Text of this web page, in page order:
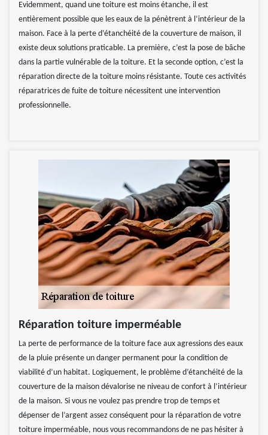
Evidemment, quand une toiture est moins étanche, il est
entièrement possible que les eaux de la pénètrent à l’intérieur de la
maison. Face à la perte d’étanchéité de la couverture de maison, il
existe deux solutions praticable. La première, c’est la pose de bâche
dans la partie vulnérable de la toiture. Et la seconde option, c’est la
réparation directe de la toiture moins résistante. Toute ces activités
réparatrices de fuite de toiture nécessitent une intervention
professionnelle.
Réparation toiture imperméable
La perte de performance de la toiture face aux agressions des eaux
de la pluie présente un danger permanent pour la condition de
viabilité d’un habitat. Logiquement, le problème d’étanchéité de la
couverture de la maison dévalorise ne niveau de confort à l’intérieur
de la maison. Si vous ne voulez pas prendre trop de temps et
dépenser de l’argent assez conséquent pour la réparation de votre
toiture imperméable, nous vous recommandons de ne pas hésiter à